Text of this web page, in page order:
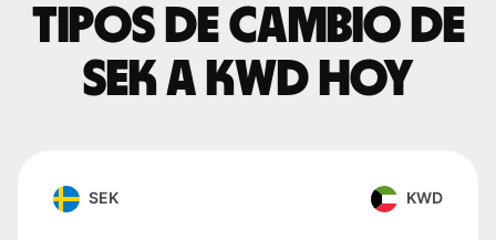
Tipos de cambio de
SEK a KWD hoy
SEK KWD